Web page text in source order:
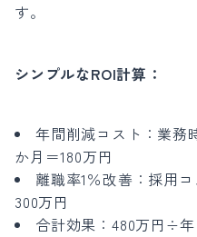
す。
シンプルなROI計算：
年間削減コスト：業
か月＝180万円
離職率1％改善：採用
300万円
合計効果：480万円÷年